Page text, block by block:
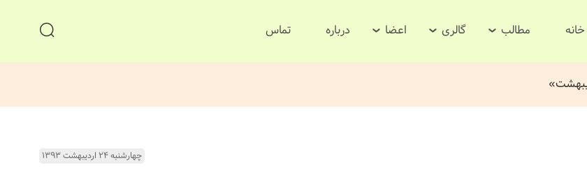
خانه مطالب گالری اعضا درباره تماس
چهارشنبه ۲۴ اردیبهشت ۱۳۹۳